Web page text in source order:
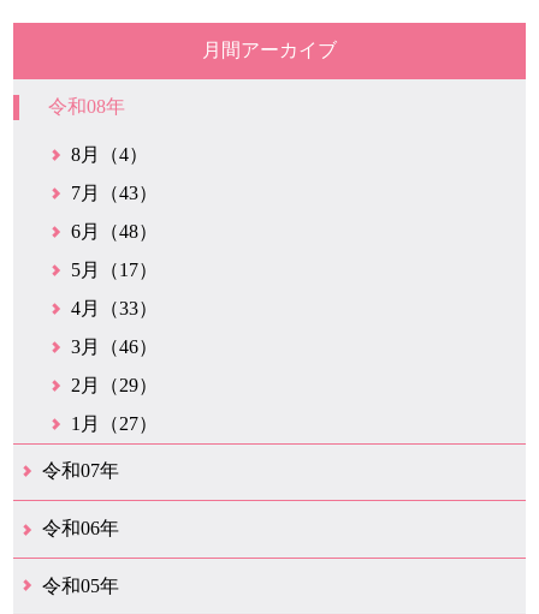
月間アーカイブ
令和08年
8月（4）
7月（43）
6月（48）
5月（17）
4月（33）
3月（46）
2月（29）
1月（27）
令和07年
12月（51）
11月（42）
10月（35）
9月（35）
8月（26）
7月（25）
6月（37）
5月（26）
4月（35）
3月（33）
2月（35）
1月（24）
令和06年
12月（45）
11月（37）
10月（31）
9月（29）
8月（35）
7月（29）
6月（33）
5月（31）
4月（46）
3月（52）
2月（21）
1月（72）
令和05年